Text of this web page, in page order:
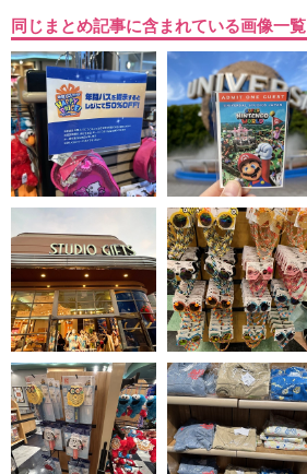
同じまとめ記事に含まれている画像一覧